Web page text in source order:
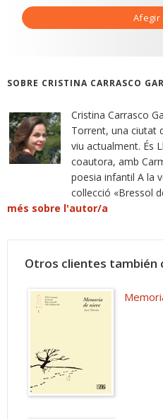
Afegir
SOBRE CRISTINA CARRASCO
Cristina Carrasco
Torrent, una ciutat
viu actualment. És
coautora, amb
poesia infantil A la
collecció «Bressol
més sobre l'autor/a
Otros clientes también